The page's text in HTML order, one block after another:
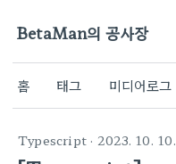
BetaMan의 공사장
홈 태그 미디어로그
Typescript · 2023. 10. 10.